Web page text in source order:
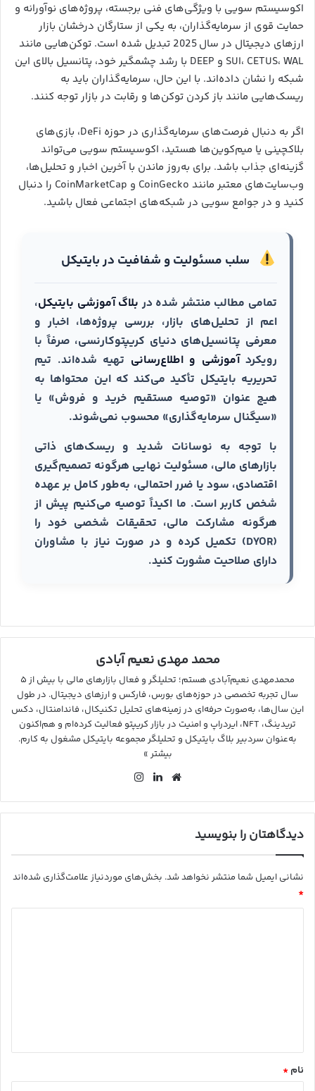
اکوسیستم سویی با ویژگی‌های فنی برجسته، پروژه‌های نوآورانه و
حمایت قوی از سرمایه‌گذاران، به یکی از ستارگان درخشان بازار
ارزهای دیجیتال در سال 2025 تبدیل شده است. توکن‌هایی مانند
SUI، CETUS، WAL و DEEP با رشد چشمگیر خود، پتانسیل بالای این
شبکه را نشان داده‌اند. با این حال، سرمایه‌گذاران باید به
ریسک‌هایی مانند باز کردن توکن‌ها و رقابت در بازار توجه کنند.
اگر به دنبال فرصت‌های سرمایه‌گذاری در حوزه DeFi، بازی‌های
بلاکچینی یا میم‌کوین‌ها هستید، اکوسیستم سویی می‌تواند
گزینه‌ای جذاب باشد. برای به‌روز ماندن با آخرین اخبار و تحلیل‌ها،
وب‌سایت‌های معتبر مانند CoinGecko و CoinMarketCap را دنبال
کنید و در جوامع سویی در شبکه‌های اجتماعی فعال باشید.
سلب مسئولیت و شفافیت در بایتیکل
تمامی مطالب منتشر شده در بلاگ آموزشی بایتیکل،
اعم از تحلیل‌های بازار، بررسی پروژه‌ها، اخبار و
معرفی پتانسیل‌های دنیای کریپتوکارنسی، صرفاً با
رویکردآموزشی و اطلاع‌رسانی تهیه شده‌اند. تیم
تحریریه بایتیکل تأکید می‌کند که این محتواها به
هیچ عنوان «توصیه مستقیم خرید و فروش» یا
«سیگنال سرمایه‌گذاری» محسوب نمی‌شوند.
با توجه به نوسانات شدید و ریسک‌های ذاتی
بازارهای مالی، مسئولیت نهایی هرگونه تصمیم‌گیری
اقتصادی، سود یا ضرر احتمالی، به‌طور کامل بر عهده
شخص کاربر است. ما اکیداً توصیه می‌کنیم پیش از
هرگونه مشارکت مالی، تحقیقات شخصی خود را
(DYOR) تکمیل کرده و در صورت نیاز با مشاوران
دارای صلاحیت مشورت کنید.
محمد مهدی نعیم آبادی
محمدمهدی نعیم‌آبادی هستم؛ تحلیلگر و فعال بازارهای مالی با بیش از ۵
سال تجربه تخصصی در حوزه‌های بورس، فارکس و ارزهای دیجیتال. در طول
این سال‌ها، به‌صورت حرفه‌ای در زمینه‌های تحلیل تکنیکال، فاندامنتال، دکس
تریدینگ، NFT، ایردراپ و امنیت در بازار کریپتو فعالیت کرده‌ام و هم‌اکنون
به‌عنوان سردبیر بلاگ بایتیکل و تحلیلگر مجموعه بایتیکل مشغول به کارم.
بیشتر »
وب
ت
لین
ین گرا
دیدگاهتان را بنویسید
نشانی ایمیل شما منتشر نخواهد شد. بخش‌های موردنیاز علامت‌گذاری شده‌اند
*
نام *